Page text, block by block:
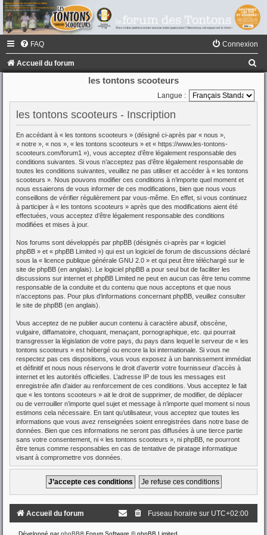
FAQ Connexion
Accueil du forum
les tontons scooteurs
Langue :
les tontons scooteurs - Inscription
En accédant à « les tontons scooteurs » (désigné ci-après par « nous »,
« notre », « nos », « les tontons scooteurs » et « https://www.les-tontons-
scooteurs.com/forum1 »), vous acceptez d’être légalement responsable des
conditions suivantes. Si vous n’acceptez pas d’être légalement responsable de
toutes les conditions suivantes, veuillez ne pas utiliser et accéder à « les tontons
scooteurs ». Nous pouvons modifier ces conditions à n’importe quel moment et
nous essaierons de vous informer de ces modifications, bien que nous vous
conseillons de vérifier régulièrement par vous-même. En effet, si vous continuez
à participer à « les tontons scooteurs » après que des modifications aient été
effectuées, vous acceptez d’être légalement responsable des conditions
modifiées et mises à jour.
Nos forums sont développés par phpBB (désignés ci-après par « logiciel
phpBB » et « phpBB Limited ») qui est un logiciel de forum de discussions déclaré
sous la « licence publique générale GNU 2.0 » et qui peut être téléchargé sur le
site de phpBB (en anglais). Le logiciel phpBB a pour seul but de faciliter les
discussions sur internet et phpBB Limited ne peut en aucun cas être tenu comme
responsable de la conduite et du contenu que nous acceptons et que nous
n’acceptons pas. Pour plus d’informations concernant phpBB, veuillez consulter
le site de phpBB (en anglais).
Vous acceptez de ne publier aucun contenu à caractère abusif, obscène,
vulgaire, diffamatoire, choquant, menaçant, pornographique, etc. qui pourrait
transgresser la législation de votre pays, du pays dans lequel le serveur de « les
tontons scooteurs » est hébergé ou encore la loi internationale. Si vous ne
respectez pas ces dispositions, vous vous exposez à un bannissement immédiat
et définitif et nous nous réservons le droit d’avertir votre fournisseur d’accès à
internet et les autorités officielles. L’adresse IP de tous les messages est
enregistrée afin d’aider au renforcement de ces conditions. Vous acceptez le fait
que « les tontons scooteurs » ait le droit de supprimer, de modifier, de déplacer
ou de verrouiller n’importe quel sujet et message à n’importe quel moment si nous
estimons cela nécessaire. En tant qu’utilisateur, vous acceptez que toutes les
informations que vous avez renseignées soient enregistrées dans notre base de
données. Bien que ces informations ne seront pas diffusées à une tierce partie
sans votre consentement, ni « les tontons scooteurs », ni phpBB, ne pourront
être tenus comme responsables en cas de tentative de piratage informatique
visant à compromettre vos données.
Accueil du forum Fuseau horaire sur UTC+02:00
Développé parphpBB® Forum Software © phpBB Limited